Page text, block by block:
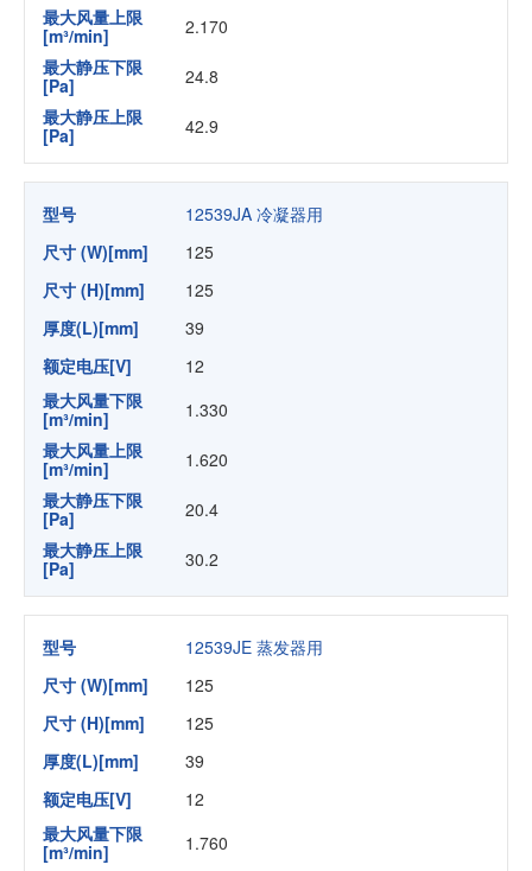
最大风量上限
[m³/min]
2.170
最大静压下限
[Pa]
24.8
最大静压上限
[Pa]
42.9
型号
12539JA 冷凝器用
尺寸 (W)[mm]
125
尺寸 (H)[mm]
125
厚度(L)[mm]
39
额定电压[V]
12
最大风量下限
[m³/min]
1.330
最大风量上限
[m³/min]
1.620
最大静压下限
[Pa]
20.4
最大静压上限
[Pa]
30.2
型号
12539JE 蒸发器用
尺寸 (W)[mm]
125
尺寸 (H)[mm]
125
厚度(L)[mm]
39
额定电压[V]
12
最大风量下限
[m³/min]
1.760